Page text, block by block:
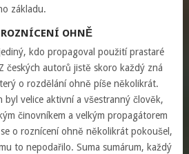
základu.
OHNĚ
kdo propagoval použití prastaré
českých autorů jistě skoro každý zná
o rozdělání ohně píše několikrát.
byl velice aktivní a všestranný člověk,
činovníkem a velkým propagátorem
o roznícení ohně několikrát pokoušel,
to nepodařilo. Suma sumárum, každý